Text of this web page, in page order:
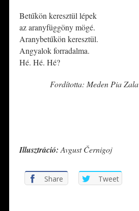
Betűkön keresztül lépek
az aranyfüggöny mögé.
Aranybetűkön keresztül.
Angyalok forradalma.
Hé. Hé. Hé?
Fordította: Meden Pia Zala
Illusztráció: Avgust Černigoj
Share Tweet